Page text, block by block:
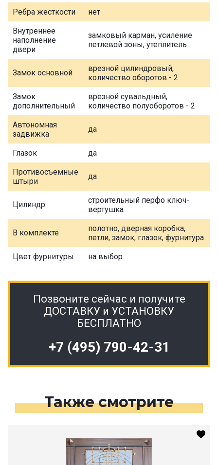
Ребра жесткости нет
Внутреннее
наполнение
двери
замковый карман, усиление
петлевой зоны, утеплитель
Замок основной
врезной цилиндровый,
количество оборотов - 2
Замок
дополнительный
врезной сувальдный,
количество полуоборотов - 2
Автономная
задвижка
да
Глазок да
Противосъемные
штыри
да
Цилиндр
строительный перфо ключ-
вертушка
В комплекте
полотно, дверная коробка,
петли, замок, глазок, фурнитура
Цвет фурнитуры на выбор
Позвоните сейчас и получите
ДОСТАВКУ и УСТАНОВКУ
БЕСПЛАТНО
+7 (495) 790-42-31
Также смотрите